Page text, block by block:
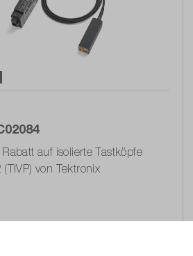
auf isolierte Tastköpfe
(TIVP) von Tektronix